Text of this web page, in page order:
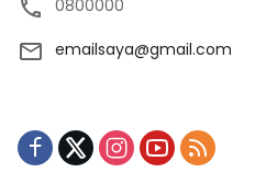
0800000
emailsaya@gmail.com